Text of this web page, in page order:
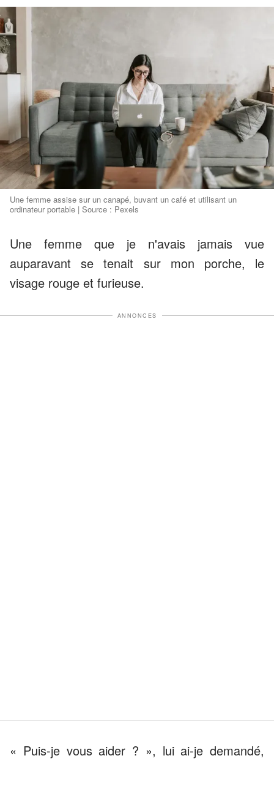
Une femme assise sur un canapé, buvant un café et utilisant un
ordinateur portable | Source : Pexels
Une femme que je n'avais jamais vue
auparavant se tenait sur mon porche, le
visage rouge et furieuse.
ANNONCES
« Puis-je vous aider ? », lui ai-je demandé,